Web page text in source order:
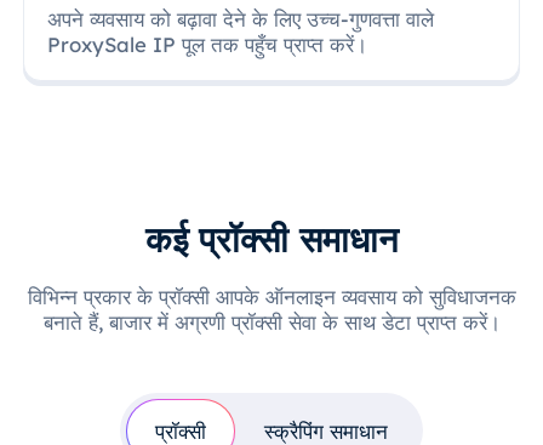
अपने व्यवसाय को बढ़ावा देने के लिए उच्च-गुणवत्ता वाले
ProxySale IP पूल तक पहुँच प्राप्त करें।
कई प्रॉक्सी समाधान
विभिन्न प्रकार के प्रॉक्सी आपके ऑनलाइन व्यवसाय को सुविधाजनक
बनाते हैं, बाजार में अग्रणी प्रॉक्सी सेवा के साथ डेटा प्राप्त करें।
प्रॉक्सी स्क्रैपिंग समाधान